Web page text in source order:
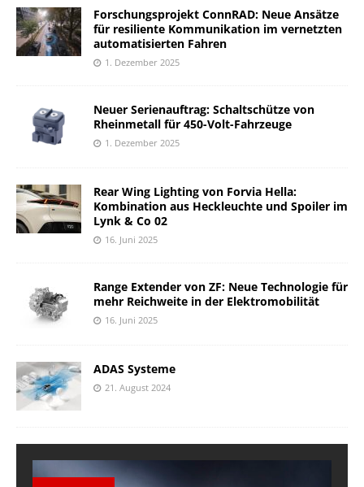
Forschungsprojekt ConnRAD: Neue Ansätze
für resiliente Kommunikation im vernetzten
automatisierten Fahren
1. Dezember 2025
Neuer Serienauftrag: Schaltschütze von
Rheinmetall für 450-Volt-Fahrzeuge
1. Dezember 2025
Rear Wing Lighting von Forvia Hella:
Kombination aus Heckleuchte und Spoiler im
Lynk & Co 02
16. Juni 2025
Range Extender von ZF: Neue Technologie für
mehr Reichweite in der Elektromobilität
16. Juni 2025
ADAS Systeme
21. August 2024